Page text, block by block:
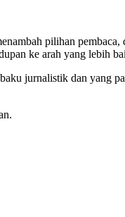
pilihan
ke arah yang lebih
jurnalistik dan yang